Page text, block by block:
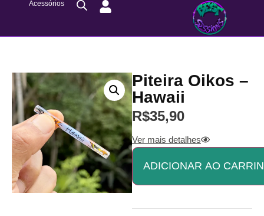
Acessórios
Piteira Oikos –
Hawaii
R$35,90
Ver mais detalhes
ADICIONAR AO